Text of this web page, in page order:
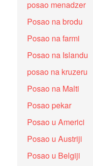
posao menadzer
Posao na brodu
Posao na farmi
Posao na Islandu
posao na kruzeru
Posao na Malti
Posao pekar
Posao u Americi
Posao u Austriji
Posao u Belgiji